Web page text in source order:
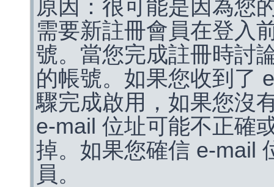
原因：很可能是因為您
需要新註冊會員在登入
號。當您完成註冊時討
的帳號。如果您收到了
驟完成啟用，如果您沒
e-mail 位址可能不正確
掉。如果您確信 e-mail
員。